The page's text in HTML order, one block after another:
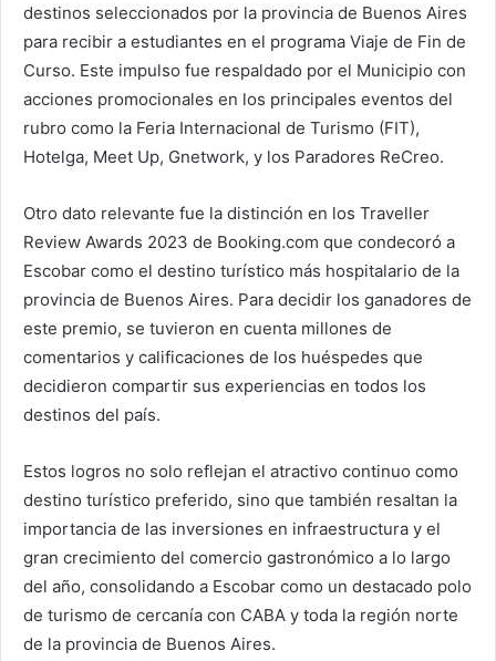
destinos seleccionados por la provincia de Buenos Aires
para recibir a estudiantes en el programa Viaje de Fin de
Curso. Este impulso fue respaldado por el Municipio con
acciones promocionales en los principales eventos del
rubro como la Feria Internacional de Turismo (FIT),
Hotelga, Meet Up, Gnetwork, y los Paradores ReCreo.
Otro dato relevante fue la distinción en los Traveller
Review Awards 2023 de Booking.com que condecoró a
Escobar como el destino turístico más hospitalario de la
provincia de Buenos Aires. Para decidir los ganadores de
este premio, se tuvieron en cuenta millones de
comentarios y calificaciones de los huéspedes que
decidieron compartir sus experiencias en todos los
destinos del país.
Estos logros no solo reflejan el atractivo continuo como
destino turístico preferido, sino que también resaltan la
importancia de las inversiones en infraestructura y el
gran crecimiento del comercio gastronómico a lo largo
del año, consolidando a Escobar como un destacado polo
de turismo de cercanía con CABA y toda la región norte
de la provincia de Buenos Aires.